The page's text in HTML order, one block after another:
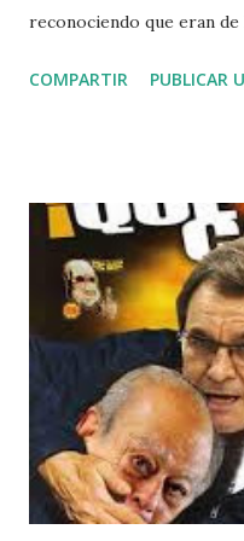
reconociendo que eran de
todos y que la Justicia
de construcción a
como Jack el Destripador
BARRENA Y SUS
la Izquierda Abertzale ha
cambio de evitar largas
Barrena, detenido entre
encausados ya habían
y no quieren más.
terrorismo tienen que...
COMPARTIR PUBLICAR